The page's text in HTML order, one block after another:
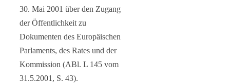
30. Mai 2001 über den Zugang
der Öffentlichkeit zu
Dokumenten des Europäischen
Parlaments, des Rates und der
Kommission (ABl. L 145 vom
31.5.2001, S. 43).